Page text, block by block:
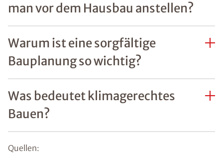
man vor dem Hausbau anstellen?
Warum ist eine sorgfältige
Bauplanung so wichtig?
Was bedeutet klimagerechtes
Bauen?
Quellen: